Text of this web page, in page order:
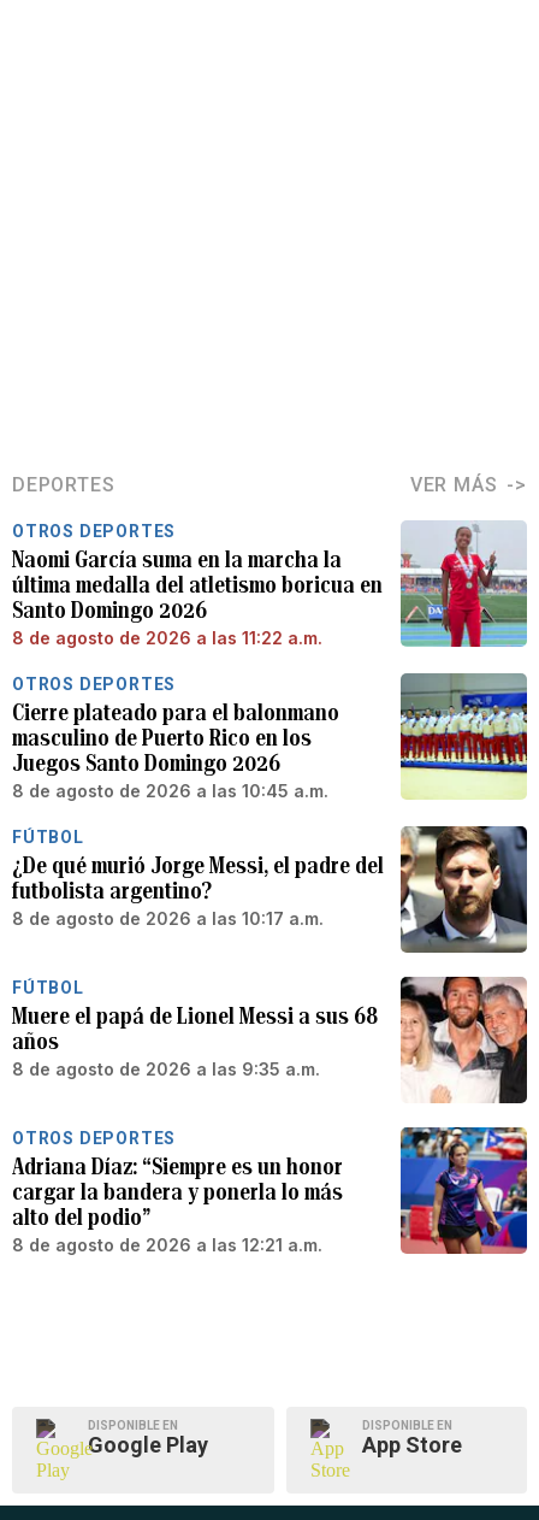
DEPORTES VER MÁS
OTROS DEPORTES
Naomi García suma en la marcha la
última medalla del atletismo boricua en
Santo Domingo 2026
8 de agosto de 2026 a las 11:22 a.m.
OTROS DEPORTES
Cierre plateado para el balonmano
masculino de Puerto Rico en los
Juegos Santo Domingo 2026
8 de agosto de 2026 a las 10:45 a.m.
FÚTBOL
¿De qué murió Jorge Messi, el padre del
futbolista argentino?
8 de agosto de 2026 a las 10:17 a.m.
FÚTBOL
Muere el papá de Lionel Messi a sus 68
años
8 de agosto de 2026 a las 9:35 a.m.
OTROS DEPORTES
Adriana Díaz: “Siempre es un honor
cargar la bandera y ponerla lo más
alto del podio”
8 de agosto de 2026 a las 12:21 a.m.
DISPONIBLE EN
Google Play
DISPONIBLE EN
App Store